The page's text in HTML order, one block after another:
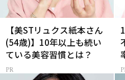
【美STリュクス紙本さん
(54歳)】10年以上も続い
ている美容習慣とは？